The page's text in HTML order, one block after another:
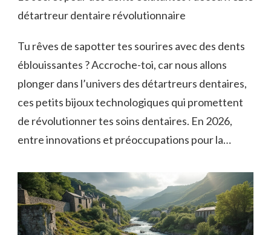
détartreur dentaire révolutionnaire
Tu rêves de sapotter tes sourires avec des dents
éblouissantes ? Accroche-toi, car nous allons
plonger dans l’univers des détartreurs dentaires,
ces petits bijoux technologiques qui promettent
de révolutionner tes soins dentaires. En 2026,
entre innovations et préoccupations pour la…